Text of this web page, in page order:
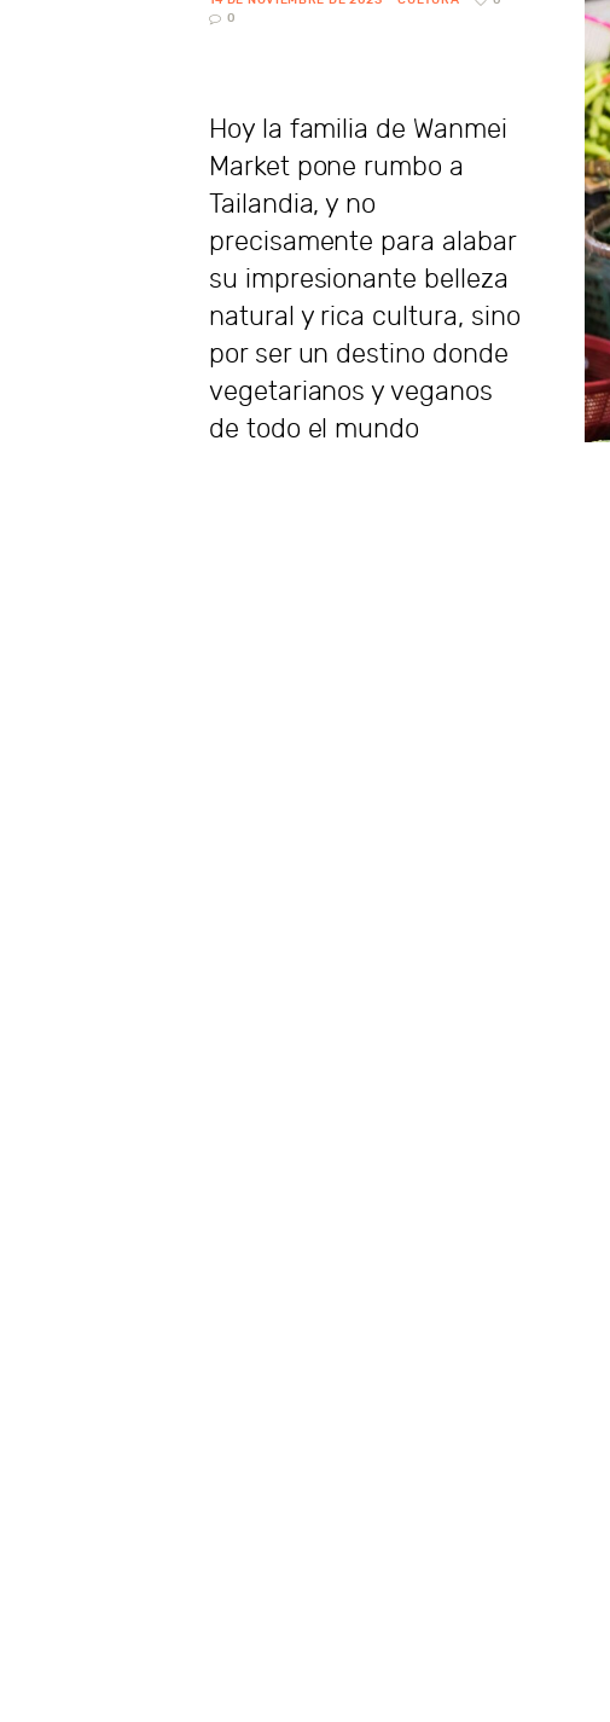
0
Hoy la familia de Wanmei
Market pone rumbo a
Tailandia, y no
precisamente para alabar
su impresionante belleza
natural y rica cultura, sino
por ser un destino donde
vegetarianos y veganos
de todo el mundo